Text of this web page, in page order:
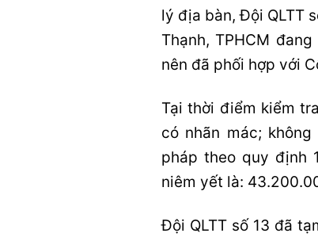
lý địa bàn, Đội QLTT
Thạnh, TPHCM
nên đã phối hợp với
Tại thời điểm kiểm
có nhãn mác;
pháp theo quy định
niêm yết là:
Đội QLTT số 13 đã